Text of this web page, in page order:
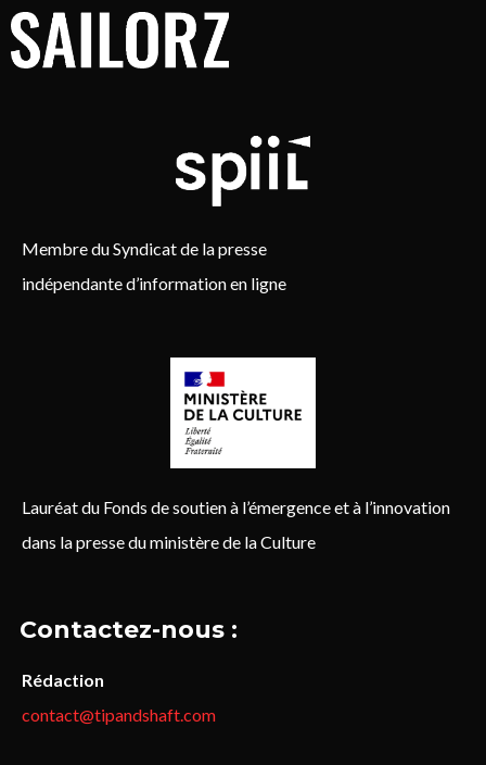
Membre du Syndicat de la presse
indépendante d’information en ligne
Lauréat du Fonds de soutien à l’émergence et à l’innovation
dans la presse du ministère de la Culture
Contactez-nous :
Rédaction
contact@tipandshaft.com